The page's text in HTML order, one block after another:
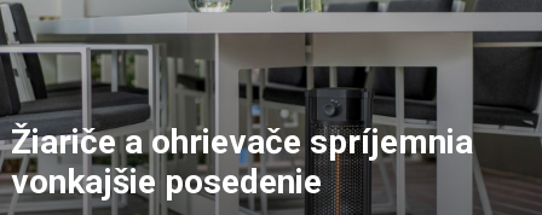
Žiariče a ohrievače spríjemnia
vonkajšie posedenie